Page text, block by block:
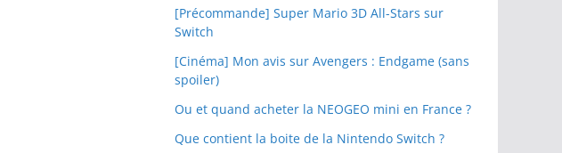
[Précommande] Super Mario 3D All-Stars sur
Switch
[Cinéma] Mon avis sur Avengers : Endgame (sans
spoiler)
Ou et quand acheter la NEOGEO mini en France ?
Que contient la boite de la Nintendo Switch ?